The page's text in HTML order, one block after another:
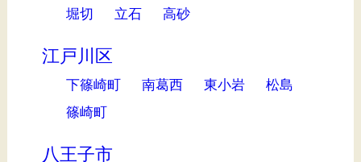
堀切 立石 高砂
江戸川区
下篠崎町 南葛西 東小岩
松島
篠崎町
八王子市